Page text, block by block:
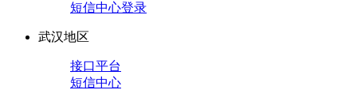
短信中心登录
武汉地区
接口平台
短信中心